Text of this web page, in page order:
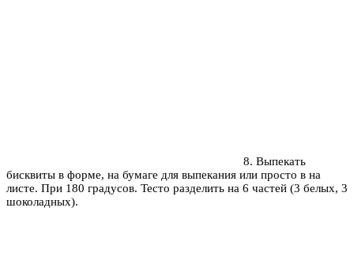
8. Выпекать
бисквиты в форме, на бумаге для выпекания или просто в на
листе. При 180 градусов. Тесто разделить на 6 частей (3 белых, 3
шоколадных).